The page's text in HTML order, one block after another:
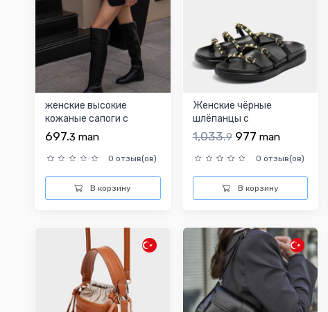
женские высокие
кожаные сапоги с
украшением, черные
697.3 man
0 отзыв(ов)
В корзину
Женские чёрные
шлёпанцы с
золотистыми
заклёпками
1,033.9 977 man
0 отзыв(ов)
В корзину